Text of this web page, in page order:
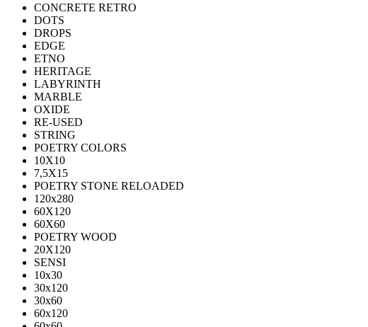
CONCRETE RETRO
DOTS
DROPS
EDGE
ETNO
HERITAGE
LABYRINTH
MARBLE
OXIDE
RE-USED
STRING
POETRY COLORS
10Х10
7,5Х15
POETRY STONE RELOADED
120x280
60Х120
60Х60
POETRY WOOD
20Х120
SENSI
10x30
30x120
30x60
60x120